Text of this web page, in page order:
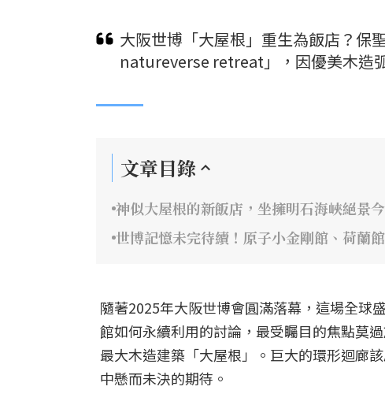
大阪世博「大屋根」重生為飯店？保
natureverse retreat」，因優美木造
文章目錄
神似大屋根的新飯店，坐擁明石海峽絕景
世博記憶未完待續！原子小金剛館、荷蘭
隨著2025年大阪世博會圓滿落幕，這場全球
館如何永續利用的討論，最受矚目的焦點莫
最大木造建築「大屋根」。巨大的環形迴廊
中懸而未決的期待。